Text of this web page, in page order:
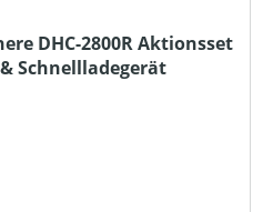
DHC-2800R Aktionsset
Schnellladegerät